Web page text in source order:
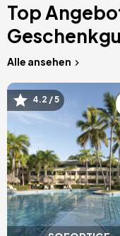
Top
Alle ansehen
Bild4.2 / 5